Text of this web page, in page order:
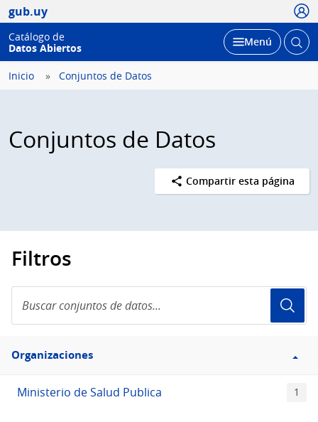
gub.uy
Catálogo de
Datos Abiertos
Desplegar
Menú Abrir
Inicio Conjuntos de Datos
Conjuntos de Datos
Compartir esta página
Filtros
conjuntos
de
Filtro
Organizaciones
Organizaciones
Ministerio de Salud Publica 1